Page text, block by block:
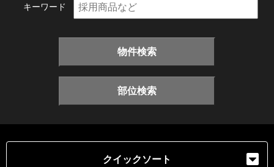
キーワード
物件検索
部位検索
クイックソート